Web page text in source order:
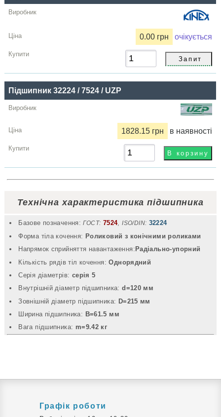
0.00 грн очікується
Підшипник 32224 / 7524 / UZP
1828.15 грн в наявності
Технічна характеристика підшипника
Базове позначення: ГОСТ: 7524,ISO/DIN: 32224
Форма тіла кочення: Роликовий з конічними роликами
Напрямок сприйняття навантаження: Радіально-упорний
Кількість рядів тіл кочення:Однорядний
Серія діаметрів: серія 5
Внутрішній діаметр підшипника:d=120 мм
Зовнішній діаметр підшипника: D=215 мм
Ширина підшипника: B=61.5 мм
Вага підшипника: m=9.42 кг
Графік роботи